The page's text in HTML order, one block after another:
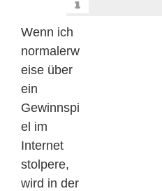
Wenn ich
normalerw
eise über
ein
Gewinnspi
el im
Internet
stolpere,
wird in der